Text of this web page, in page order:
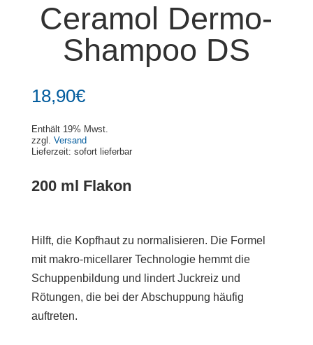
Ceramol Dermo-
Shampoo DS
18,90€
Enthält 19% Mwst.
zzgl. Versand
Lieferzeit: sofort lieferbar
200 ml Flakon
Hilft, die Kopfhaut zu normalisieren. Die Formel
mit makro-micellarer Technologie hemmt die
Schuppenbildung und lindert Juckreiz und
Rötungen, die bei der Abschuppung häufig
auftreten.